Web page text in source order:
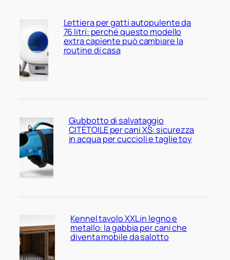
Lettiera per gatti autopulente da
76 litri: perché questo modello
extra capiente può cambiare la
routine di casa
Giubbotto di salvataggio
CITÉTOILE per cani XS: sicurezza
in acqua per cuccioli e taglie toy
Kennel tavolo XXL in legno e
metallo: la gabbia per cani che
diventa mobile da salotto